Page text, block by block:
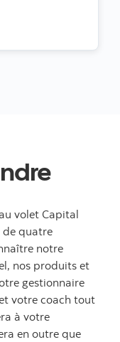
volet Capital
de quatre
notre
nos produits et
gestionnaire
votre coach tout
à votre
en outre que